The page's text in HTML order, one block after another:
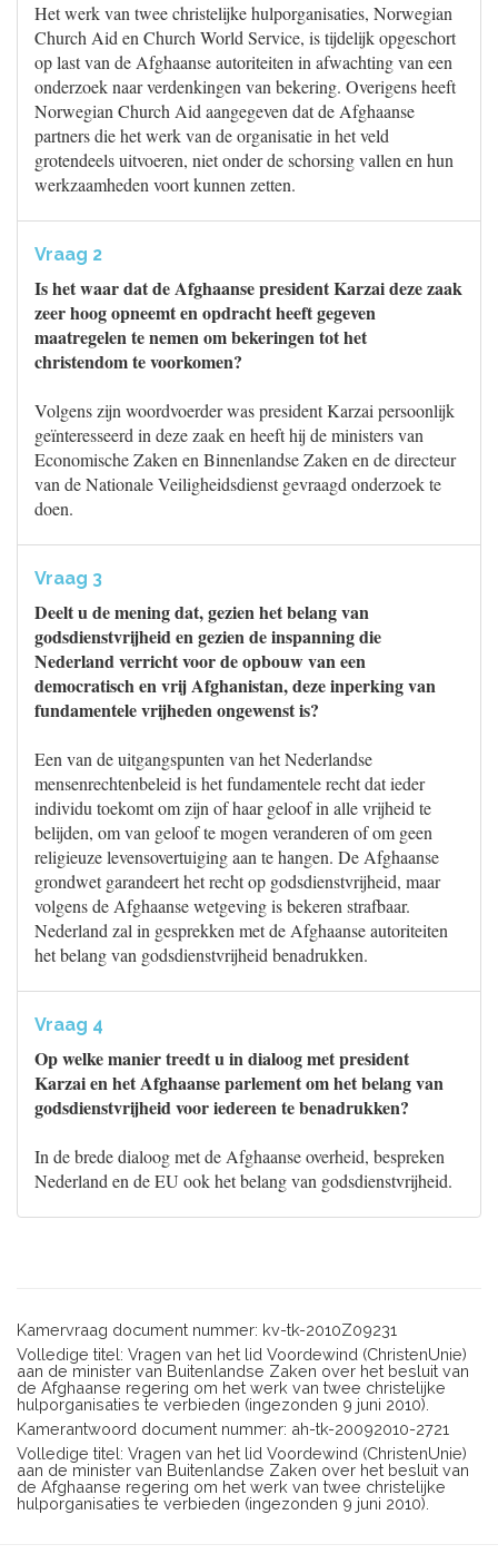
Het werk van twee christelijke hulporganisaties, Norwegian
Church Aid en Church World Service, is tijdelijk opgeschort
op last van de Afghaanse autoriteiten in afwachting van een
onderzoek naar verdenkingen van bekering. Overigens heeft
Norwegian Church Aid aangegeven dat de Afghaanse
partners die het werk van de organisatie in het veld
grotendeels uitvoeren, niet onder de schorsing vallen en hun
werkzaamheden voort kunnen zetten.
Vraag 2
Is het waar dat de Afghaanse president Karzai deze zaak
zeer hoog opneemt en opdracht heeft gegeven
maatregelen te nemen om bekeringen tot het
christendom te voorkomen?
Volgens zijn woordvoerder was president Karzai persoonlijk
geïnteresseerd in deze zaak en heeft hij de ministers van
Economische Zaken en Binnenlandse Zaken en de directeur
van de Nationale Veiligheidsdienst gevraagd onderzoek te
doen.
Vraag 3
Deelt u de mening dat, gezien het belang van
godsdienstvrijheid en gezien de inspanning die
Nederland verricht voor de opbouw van een
democratisch en vrij Afghanistan, deze inperking van
fundamentele vrijheden ongewenst is?
Een van de uitgangspunten van het Nederlandse
mensenrechtenbeleid is het fundamentele recht dat ieder
individu toekomt om zijn of haar geloof in alle vrijheid te
belijden, om van geloof te mogen veranderen of om geen
religieuze levensovertuiging aan te hangen. De Afghaanse
grondwet garandeert het recht op godsdienstvrijheid, maar
volgens de Afghaanse wetgeving is bekeren strafbaar.
Nederland zal in gesprekken met de Afghaanse autoriteiten
het belang van godsdienstvrijheid benadrukken.
Vraag 4
Op welke manier treedt u in dialoog met president
Karzai en het Afghaanse parlement om het belang van
godsdienstvrijheid voor iedereen te benadrukken?
In de brede dialoog met de Afghaanse overheid, bespreken
Nederland en de EU ook het belang van godsdienstvrijheid.
Kamervraag document nummer: kv-tk-2010Z09231
Volledige titel: Vragen van het lid Voordewind (ChristenUnie)
aan de minister van Buitenlandse Zaken over het besluit van
de Afghaanse regering om het werk van twee christelijke
hulporganisaties te verbieden (ingezonden 9 juni 2010).
Kamerantwoord document nummer: ah-tk-20092010-2721
Volledige titel: Vragen van het lid Voordewind (ChristenUnie)
aan de minister van Buitenlandse Zaken over het besluit van
de Afghaanse regering om het werk van twee christelijke
hulporganisaties te verbieden (ingezonden 9 juni 2010).